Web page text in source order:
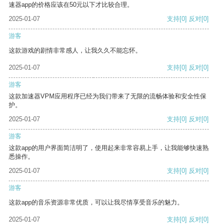
速器app的价格应该在50元以下才比较合理。
2025-01-07
支持[0] 反对[0]
游客
这款游戏的剧情非常感人，让我久久不能忘怀。
2025-01-07 支持[0] 反对[0]
游客
这款加速器VPM应用程序已经为我们带来了无限的流畅体验和安全性保
护。
2025-01-07
支持[0] 反对[0]
游客
这款app的用户界面简洁明了，使用起来非常容易上手，让我能够快速熟
悉操作。
2025-01-07
支持[0] 反对[0]
游客
这款app的音乐资源非常优质，可以让我尽情享受音乐的魅力。
2025-01-07 支持[0] 反对[0]